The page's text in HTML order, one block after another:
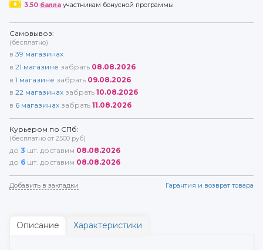
3.50 баллаучастникам бонусной программы
Самовывоз:
(бесплатно)
в 39 магазинах
в 21 магазине забрать 08.08.2026
в 1 магазине забрать 09.08.2026
в 22 магазинах забрать 10.08.2026
в 6 магазинах забрать 11.08.2026
Курьером по СПб:
(бесплатно от 2500 руб)
до 3 шт. доставим 08.08.2026
до 6 шт. доставим 08.08.2026
Добавить в закладки Гарантия и возврат товара
Описание Характеристики